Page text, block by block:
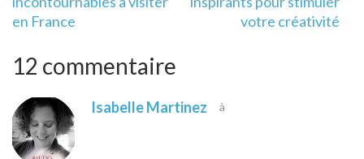
l’article
en France
votre créativité
12 commentaire
Isabelle Martinez à